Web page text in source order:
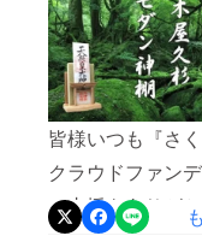
皆様いつも『さ
クラウドファン
ご支援をありが